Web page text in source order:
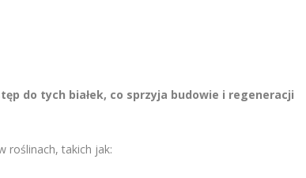
do tych białek, co sprzyja budowie i regeneracji
roślinach, takich jak: